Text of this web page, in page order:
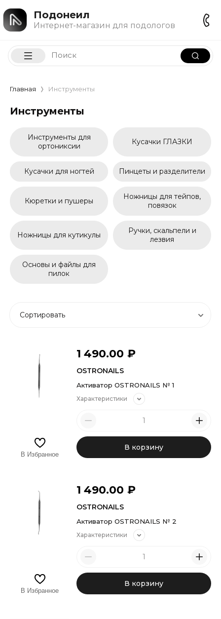
Подонеил
Интернет-магазин для подологов
Главная Инструменты
Инструменты
Инструменты для
ортониксии
Кусачки ГЛАЗКИ
Кусачки для ногтей Пинцеты и разделители
Кюретки и пушеры
Ножницы для тейпов,
повязок
Ножницы для кутикулы
Ручки, скальпели и
лезвия
Основы и файлы для
пилок
Сортировать
1 490.00 ₽
OSTRONAILS
Активатор OSTRONAILS № 1
Характеристики
В корзину
В Избранное
1 490.00 ₽
OSTRONAILS
Активатор OSTRONAILS № 2
Характеристики
В корзину
В Избранное